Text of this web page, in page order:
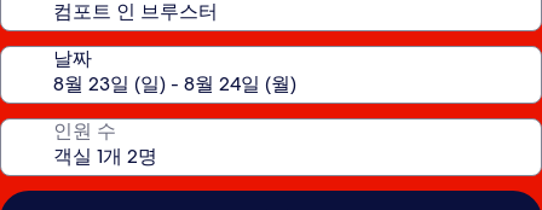
날짜
인원 수